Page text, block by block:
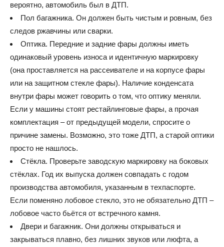
вероятно, автомобиль был в ДТП.
Пол багажника. Он должен быть чистым и ровным, без
следов ржавчины или сварки.
Оптика. Передние и задние фары должны иметь
одинаковый уровень износа и идентичную маркировку
(она проставляется на рассеивателе и на корпусе фары
или на защитном стекле фары). Наличие конденсата
внутри фары может говорить о том, что оптику меняли.
Если у машины стоят рестайлинговые фары, а прочая
комплектация – от предыдущей модели, спросите о
причине замены. Возможно, это тоже ДТП, а старой оптики
просто не нашлось.
Стёкла. Проверьте заводскую маркировку на боковых
стёклах. Год их выпуска должен совпадать с годом
производства автомобиля, указанным в техпаспорте.
Если поменяно лобовое стекло, это не обязательно ДТП –
лобовое часто бьётся от встречного камня.
Двери и багажник. Они должны открываться и
закрываться плавно, без лишних звуков или люфта, а